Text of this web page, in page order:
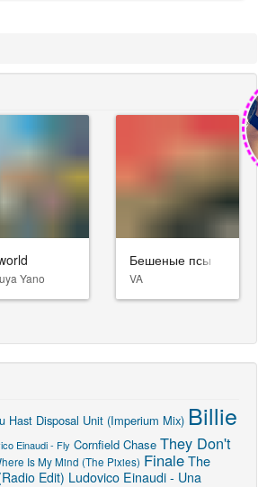
Yano
Бешеные псы
VA
Hast Disposal Unit (Imperium Mix) Billie
Einaudi - Fly Cornfield Chase They Don't
Is My Mind (The Pixies) FinaleThe
Edit) Ludovico Einaudi - Una